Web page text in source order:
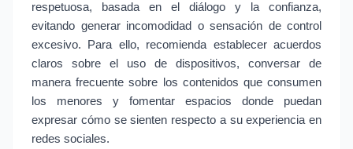
respetuosa, basada en el diálogo y la confianza,
evitando generar incomodidad o sensación de control
excesivo. Para ello, recomienda establecer acuerdos
claros sobre el uso de dispositivos, conversar de
manera frecuente sobre los contenidos que consumen
los menores y fomentar espacios donde puedan
expresar cómo se sienten respecto a su experiencia en
redes sociales.